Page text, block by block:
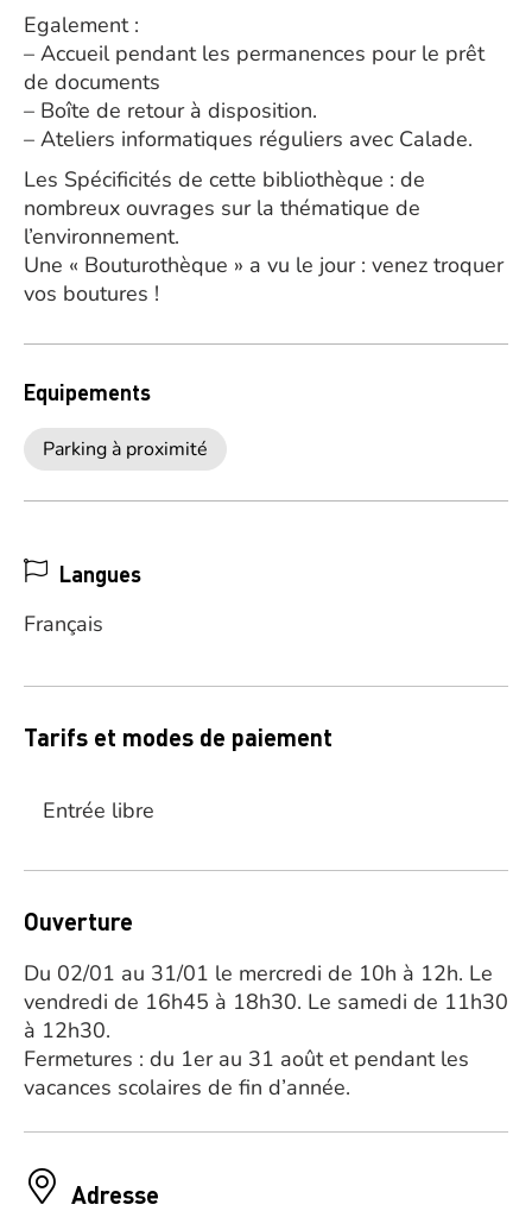
Egalement :
– Accueil pendant les permanences pour le prêt
de documents
– Boîte de retour à disposition.
– Ateliers informatiques réguliers avec Calade.
Les Spécificités de cette bibliothèque : de
nombreux ouvrages sur la thématique de
l’environnement.
Une « Bouturothèque » a vu le jour : venez troquer
vos boutures !
Equipements
Parking à proximité
Langues
Français
Tarifs et modes de paiement
Entrée libre
Ouverture
Du 02/01 au 31/01 le mercredi de 10h à 12h. Le
vendredi de 16h45 à 18h30. Le samedi de 11h30
à 12h30.
Fermetures : du 1er au 31 août et pendant les
vacances scolaires de fin d’année.
Adresse